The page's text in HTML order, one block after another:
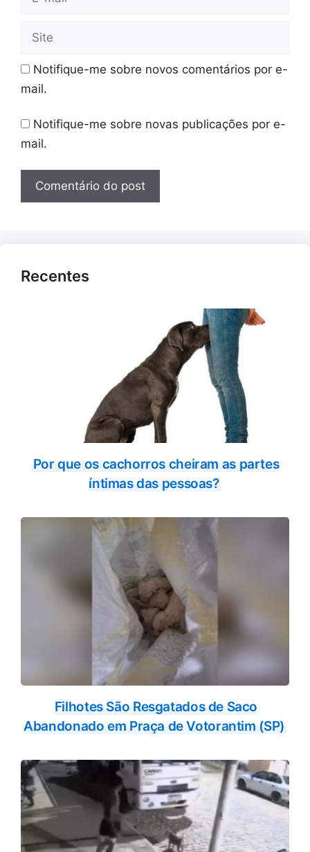
Site
Notifique-me sobre novos comentários por e-
mail.
Notifique-me sobre novas publicações por e-
mail.
Recentes
Por que os cachorros cheiram as partes
íntimas das pessoas?
Filhotes São Resgatados de Saco
Abandonado em Praça de Votorantim (SP)